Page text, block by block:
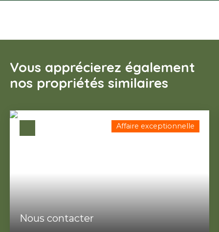
Vous apprécierez également
nos propriétés similaires
Nous contacter
Affaire exceptionnelle